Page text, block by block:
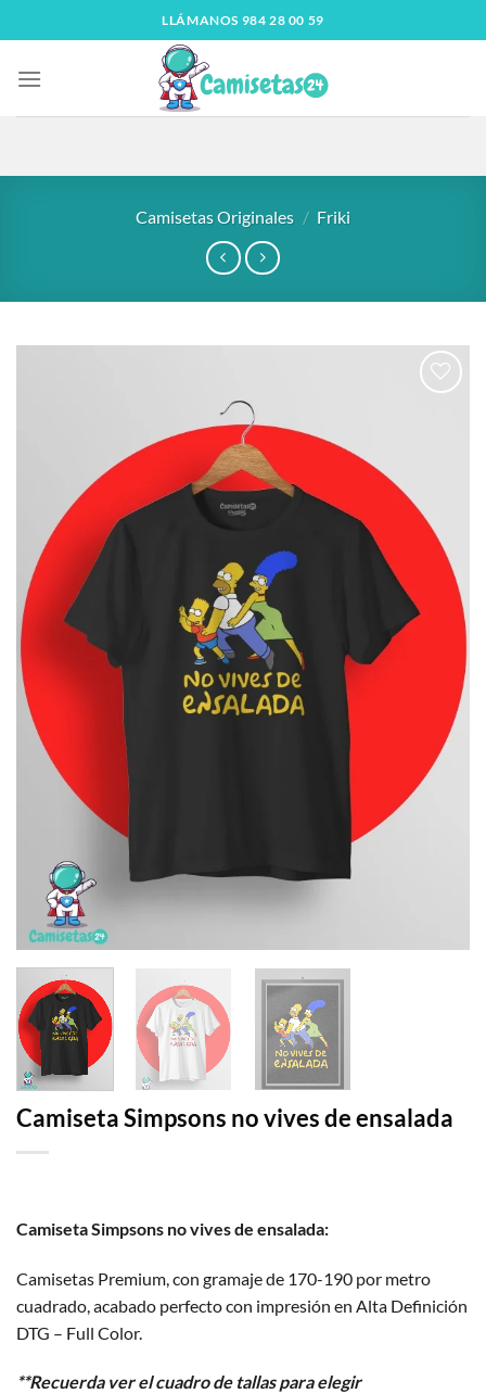
LLÁMANOS 984 28 00 59
Camisetas Originales / Friki
Camiseta Simpsons no vives de ensalada
Camiseta Simpsons no vives de ensalada:
Camisetas Premium, con gramaje de 170-190 por metro
cuadrado, acabado perfecto con impresión en Alta Definición
DTG – Full Color.
**Recuerda ver el cuadro de tallas para elegir